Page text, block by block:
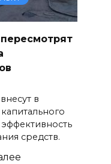
в
средств.